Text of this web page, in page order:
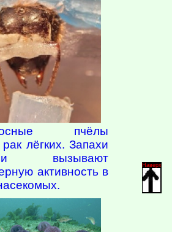
пчёлы
лёгких. Запахи
вызывают
активность в
Наверх